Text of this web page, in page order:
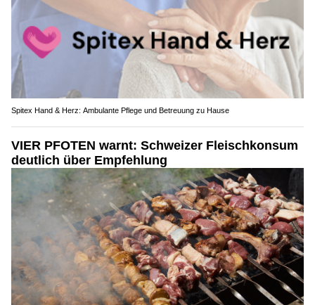
Spitex Hand & Herz: Ambulante Pflege und Betreuung zu Hause
VIER PFOTEN warnt: Schweizer Fleischkonsum
deutlich über Empfehlung